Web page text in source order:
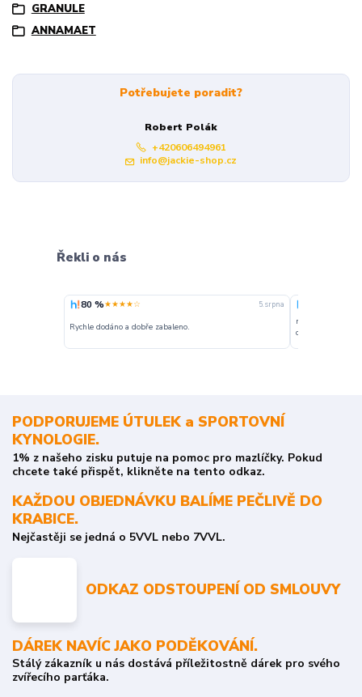
GRANULE
ANNAMAET
Potřebujete poradit?
Robert Polák
+420606494961
info@jackie-shop.cz
Řekli o nás
80 %★★★★☆ 5. srpna
Rychle dodáno a dobře zabaleno.
nakupuji
o stavu
PODPORUJEME ÚTULEK a SPORTOVNÍ
KYNOLOGIE.
1% z našeho zisku putuje na pomoc pro mazlíčky. Pokud
chcete také přispět, klikněte na tento odkaz.
KAŽDOU OBJEDNÁVKU BALÍME PEČLIVĚ DO
KRABICE.
Nejčastěji se jedná o 5VVL nebo 7VVL.
ODKAZ ODSTOUPENÍ OD SMLOUVY
DÁREK NAVÍC JAKO PODĚKOVÁNÍ.
Stálý zákazník u nás dostává příležitostně dárek pro svého
zvířecího parťáka.